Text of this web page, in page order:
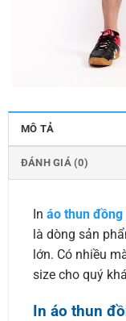
MÔ TẢ
ĐÁNH GIÁ (0)
In áo thun đồng
là dòng sản
lớn. Có nhiều
size cho quý
In áo thun